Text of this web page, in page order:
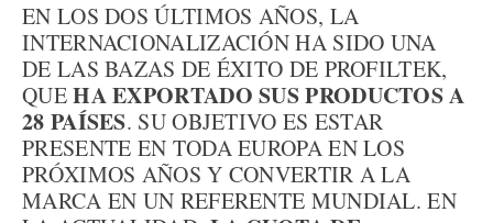
EN LOS DOS ÚLTIMOS AÑOS, LA
INTERNACIONALIZACIÓN HA SIDO UNA
DE LAS BAZAS DE ÉXITO DE PROFILTEK,
QUEHA EXPORTADO SUS PRODUCTOS A
28 PAÍSES. SU OBJETIVO ES ESTAR
PRESENTE EN TODA EUROPA EN LOS
PRÓXIMOS AÑOS Y CONVERTIR A LA
MARCA EN UN REFERENTE MUNDIAL. EN